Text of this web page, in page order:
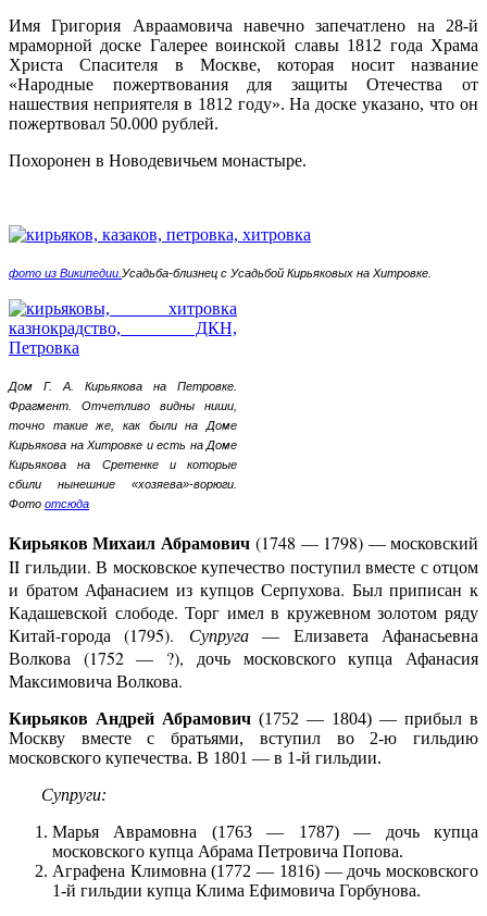
Имя Григория Авраамовича навечно запечатлено на 28-й
мраморной доске Галерее воинской славы 1812 года Храма
Христа Спасителя в Москве, которая носит название
«Народные пожертвования для защиты Отечества от
нашествия неприятеля в 1812 году». На доске указано, что он
пожертвовал 50.000 рублей.
Похоронен в Новодевичьем монастыре.
фото из Википедии. Усадьба-близнец с Усадьбой Кирьяковых на Хитровке.
Дом Г. А. Кирьякова на Петровке.
Фрагмент. Отчетливо видны ниши,
точно такие же, как были на Доме
Кирьякова на Хитровке и есть на Доме
Кирьякова на Сретенке и которые
сбили нынешние «хозяева»-ворюги.
Фото отсюда
Кирьяков Михаил Абрамович(1748 — 1798) — московский
II гильдии. В московское купечество поступил вместе с отцом
и братом Афанасием из купцов Серпухова. Был приписан к
Кадашевской слободе. Торг имел в кружевном золотом ряду
Китай-города (1795). Супруга— Елизавета Афанасьевна
Волкова (1752 — ?), дочь московского купца Афанасия
Максимовича Волкова.
Кирьяков Андрей Абрамович (1752 — 1804) — прибыл в
Москву вместе с братьями, вступил во 2-ю гильдию
московского купечества. В 1801 — в 1-й гильдии.
Супруги:
Марья Аврамовна (1763 — 1787) — дочь купца
московского купца Абрама Петровича Попова.
Аграфена Климовна (1772 — 1816) — дочь московского
1-й гильдии купца Клима Ефимовича Горбунова.